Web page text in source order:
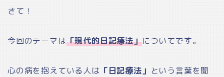
さて！
今回のテーマは「現代的日記療法」についてです。
心の病を抱えている人は 「日記療法」 という言葉を聞